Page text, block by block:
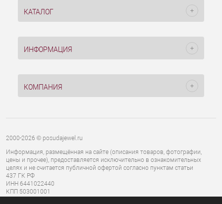
КАТАЛОГ
ИНФОРМАЦИЯ
КОМПАНИЯ
2000-2026 © posudajewel.ru
Информация, размещённая на сайте (описания товаров, фотографии,
цены и прочее), предоставляется исключительно в ознакомительных
целях и не считается публичной офертой согласно пунктам статьи
437 ГК РФ
ИНН 6441022440
КПП 503001001